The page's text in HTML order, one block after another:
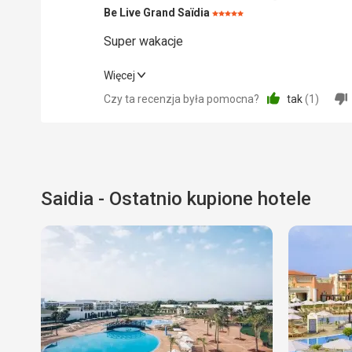
Be Live Grand Saïdia Ocena:
Super wakacje
Super wakacje
Wyżywienie
Usługi
czysty
Wyżywienie
Więcej
Czy ta recenzja była pomocna?
tak (1)
Saidia - Ostatnio kupione hotele